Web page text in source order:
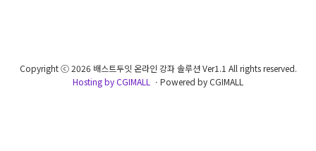
Copyright ⓒ 2026 배스트두잇 온라인 강좌 솔루션 Ver1.1 All rights reserved.
Hosting by CGIMALL
ㆍPowered by CGIMALL